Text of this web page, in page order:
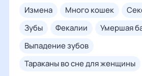
измена
много кошек
зубы
фекалии
умершая
выпадение зубов
тараканы во сне для женщины